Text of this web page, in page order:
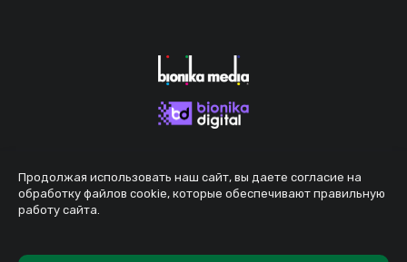
Продолжая использовать наш сайт, вы даете согласие на
обработку файлов cookie, которые обеспечивают правильную
работу сайта.